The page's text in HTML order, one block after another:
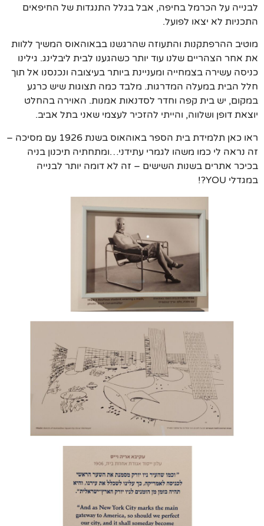
לבנייה על הכרמל בחיפה, אבל בגלל התנגדות של החיפאים
התכניות לא יצאו לפועל.
מוטיב ההרפתקנות והתעוזה שהרגשנו בבאוהאוס המשיך ללוות
את אחר הצהריים שלנו עוד יותר כשהגענו לבית ליבלינג. גילינו
כניסה עשירה בצמחייה ומעניינת ביותר בעיצובה ונכנסנו אל תוך
חלל הבית במעלה המדרגות. מלבד כמה תצוגות שיש כרגע
במקום, יש בית קפה וחדר לסדנאות אמנות. האוירה בהחלט
יוצאת דופן ושלווה, והייתי להזכיר לעצמי שאני בתל אביב.
ראו כאן תלמידת בית הספר באוהאוס בשנת 1926 עם מסיכה –
זה נראה לי כמו משהו לגמרי עתידני…ומתחתיה תיכנון בניה
בכיכר אתרים בשנות השישים – זה לא דומה יותר לבנייה
במגדלי YOU?!